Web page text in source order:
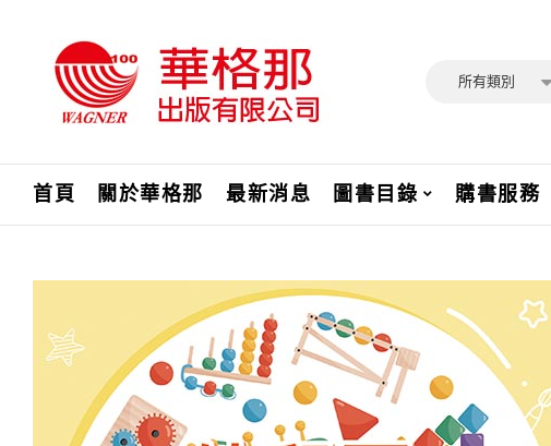
所有類別
首頁 關於華格那 最新消息 圖書目錄 購書服務